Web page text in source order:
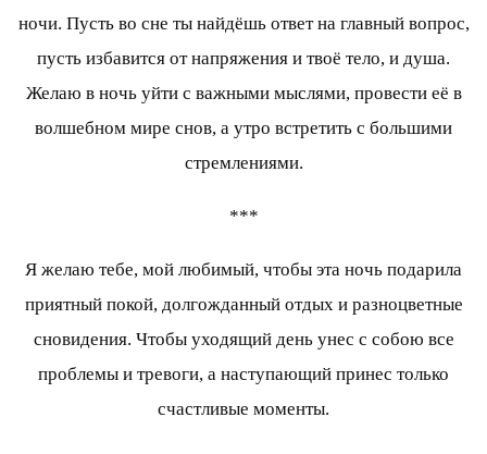
ночи. Пусть во сне ты найдёшь ответ на главный вопрос,
пусть избавится от напряжения и твоё тело, и душа.
Желаю в ночь уйти с важными мыслями, провести её в
волшебном мире снов, а утро встретить с большими
стремлениями.
***
Я желаю тебе, мой любимый, чтобы эта ночь подарила
приятный покой, долгожданный отдых и разноцветные
сновидения. Чтобы уходящий день унес с собою все
проблемы и тревоги, а наступающий принес только
счастливые моменты.